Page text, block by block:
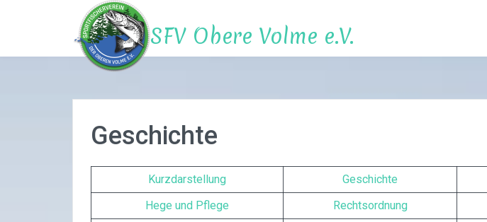
SFV Obere Volme e.V.
Geschichte
Kurzdarstellung Geschichte
Hege und Pflege
Rechtsordnung